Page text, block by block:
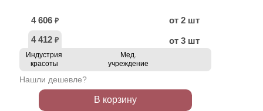
4 606 ₽
от 2 шт
4 412 ₽ от 3 шт
Индустрия
красоты
Мед.
учреждение
Нашли дешевле?
В корзину